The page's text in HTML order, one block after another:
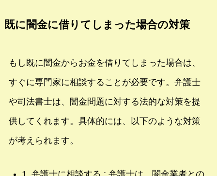
既に闇金に借りてしまった場合の対策
もし既に闇金からお金を借りてしまった場合は、
すぐに専門家に相談することが必要です。弁護士
や司法書士は、闇金問題に対する法的な対策を提
供してくれます。具体的には、以下のような対策
が考えられます。
1. 弁護士に相談する : 弁護士は、闇金業者との